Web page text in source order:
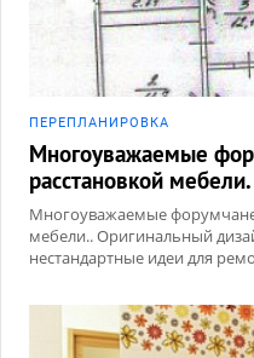
ПЕРЕПЛАНИРОВКА
Многоуважаемые
расстановкой мебели.
Многоуважаемые
мебели.. Оригинальный
нестандартные идеи для